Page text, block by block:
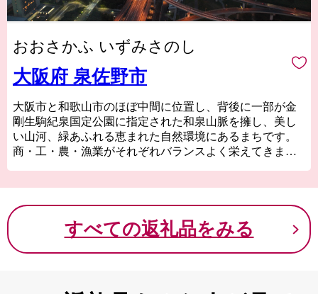
おおさかふ いずみさのし
大阪府 泉佐野市
大阪市と和歌山市のほぼ中間に位置し、背後に一部が金
剛生駒紀泉国定公園に指定された和泉山脈を擁し、美し
い山河、緑あふれる恵まれた自然環境にあるまちです。
商・工・農・漁業がそれぞれバランスよく栄えてきまし
結ぶ玄関都市として、21世紀にふさわしい国際都市をめ
ざしてまちづくりに取り組んでいます。
すべての返礼品をみる